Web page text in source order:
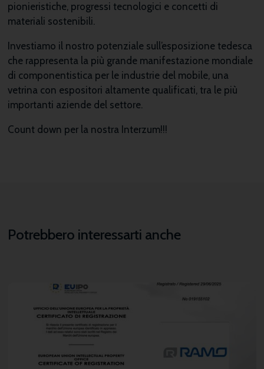
pionieristiche, progressi tecnologici e concetti di
materiali sostenibili.
Investiamo il nostro potenziale sull’esposizione tedesca
che rappresenta la più grande manifestazione mondiale
di componentistica per le industrie del mobile, una
vetrina con espositori altamente qualificati, tra le più
importanti aziende del settore.
Count down per la nostra Interzum!!!
Potrebbero interessarti anche